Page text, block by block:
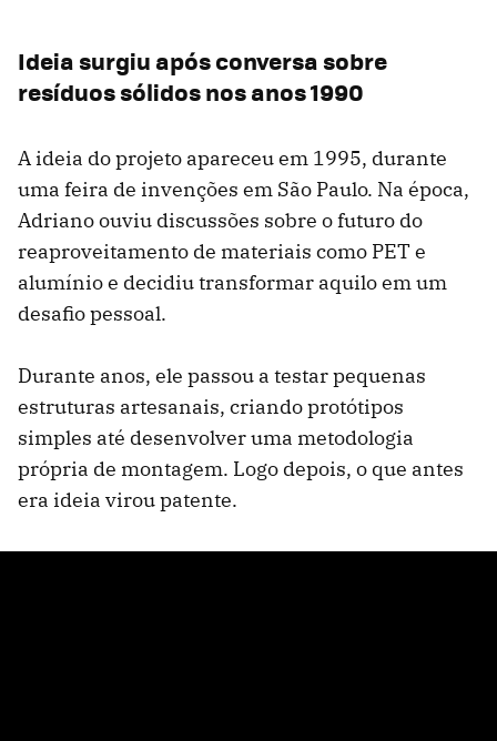
Ideia surgiu após conversa sobre
resíduos sólidos nos anos 1990
A ideia do projeto apareceu em 1995, durante
uma feira de invenções em São Paulo. Na época,
Adriano ouviu discussões sobre o futuro do
reaproveitamento de materiais como PET e
alumínio e decidiu transformar aquilo em um
desafio pessoal.
Durante anos, ele passou a testar pequenas
estruturas artesanais, criando protótipos
simples até desenvolver uma metodologia
própria de montagem. Logo depois, o que antes
era ideia virou patente.